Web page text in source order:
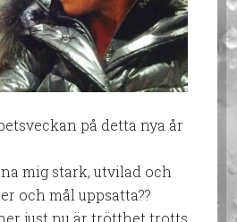
på detta nya år
mig stark, utvilad och
och mål uppsatta??
just nu är trötthet trotts